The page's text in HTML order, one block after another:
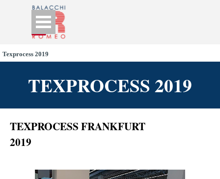
Go to content
Skip menu
Texprocess 2019
TEXPROCESS 2019
TEXPROCESS FRANKFURT
2019